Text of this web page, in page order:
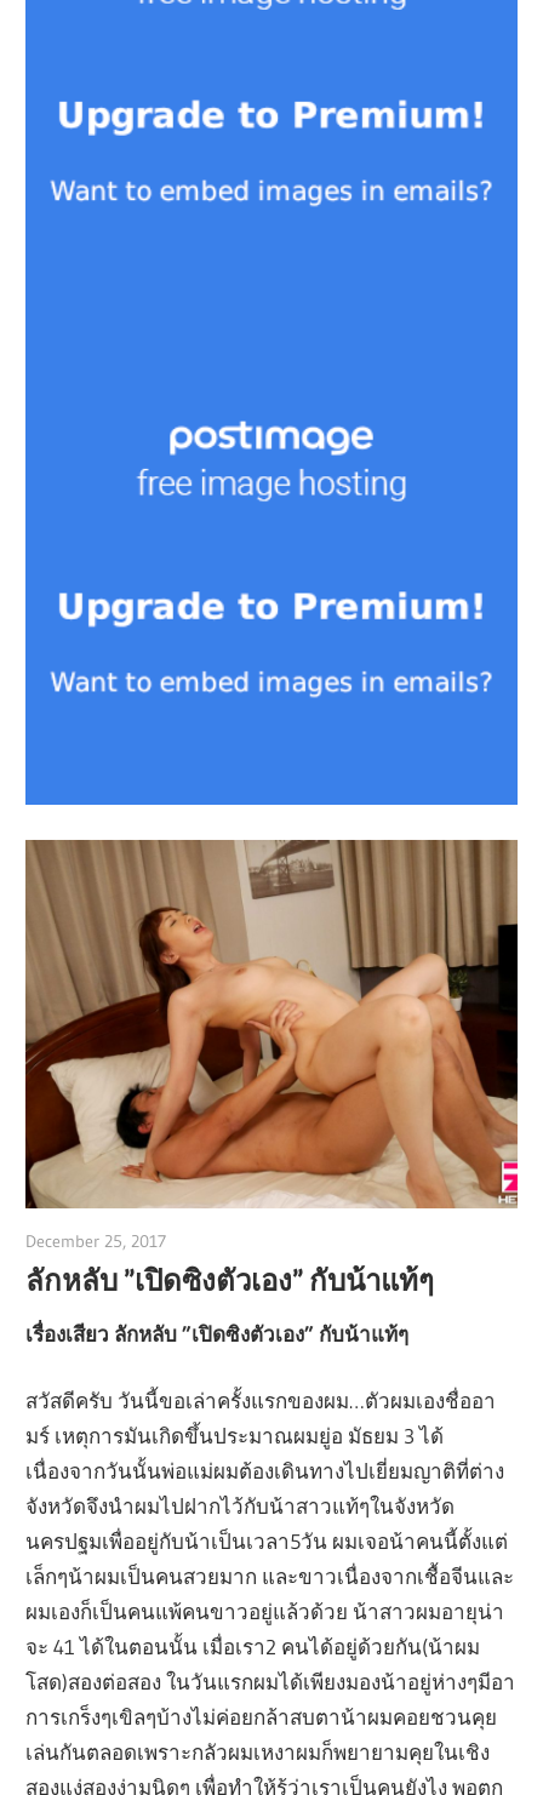
December 25, 2017
ลักหลับ ”เปิดซิงตัวเอง” กับน้าแท้ๆ
เรื่องเสียว ลักหลับ ”เปิดซิงตัวเอง” กับน้าแท้ๆ
สวัสดีครับ วันนี้ขอเล่าครั้งแรกของผม…ตัวผมเองชื่ออา
มร์ เหตุการมันเกิดขึ้นประมาณผมยู่อ มัธยม 3 ได้
เนื่องจากวันนั้นพ่อแม่ผมต้องเดินทางไปเยี่ยมญาติที่ต่าง
จังหวัดจึงนำผมไปฝากไว้กับน้าสาวแท้ๆในจังหวัด
นครปฐมเพื่ออยู่กับน้าเป็นเวลา5วัน ผมเจอน้าคนนี้ตั้งแต่
เล็กๆน้าผมเป็นคนสวยมาก และขาวเนื่องจากเชื้อจีนและ
ผมเองก็เป็นคนแพ้คนขาวอยู่แล้วด้วย น้าสาวผมอายุน่า
จะ 41 ได้ในตอนนั้น เมื่อเรา2 คนได้อยู่ด้วยกัน(น้าผม
โสด)สองต่อสอง ในวันแรกผมได้เพียงมองน้าอยู่ห่างๆมีอา
การเกร็งๆเขิลๆบ้างไม่ค่อยกล้าสบตาน้าผมคอยชวนคุย
เล่นกันตลอดเพราะกลัวผมเหงาผมก็พยายามคุยในเชิง
สองแง่สองง่ามนิดๆ เพื่อทำให้รู้ว่าเราเป็นคนยังไง พอตก